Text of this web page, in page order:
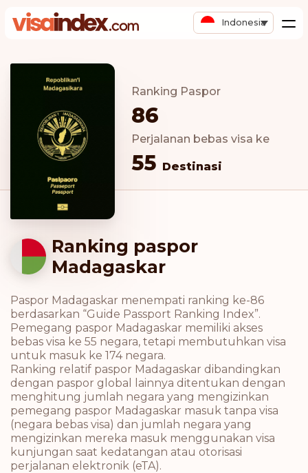
Indonesia
Ranking Paspor
86
Perjalanan bebas visa ke
55 Destinasi
Ranking paspor
Madagaskar
Paspor Madagaskar menempati ranking ke-86
berdasarkan “Guide Passport Ranking Index”.
Pemegang paspor Madagaskar memiliki akses
bebas visa ke 55 negara, tetapi membutuhkan visa
untuk masuk ke 174 negara.
Ranking relatif paspor Madagaskar dibandingkan
dengan paspor global lainnya ditentukan dengan
menghitung jumlah negara yang mengizinkan
pemegang paspor Madagaskar masuk tanpa visa
(negara bebas visa) dan jumlah negara yang
mengizinkan mereka masuk menggunakan visa
kunjungan saat kedatangan atau otorisasi
perjalanan elektronik (eTA).